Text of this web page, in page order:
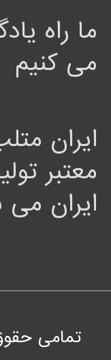
ما راه
می کنیم
ایران
معتبر
ایران می